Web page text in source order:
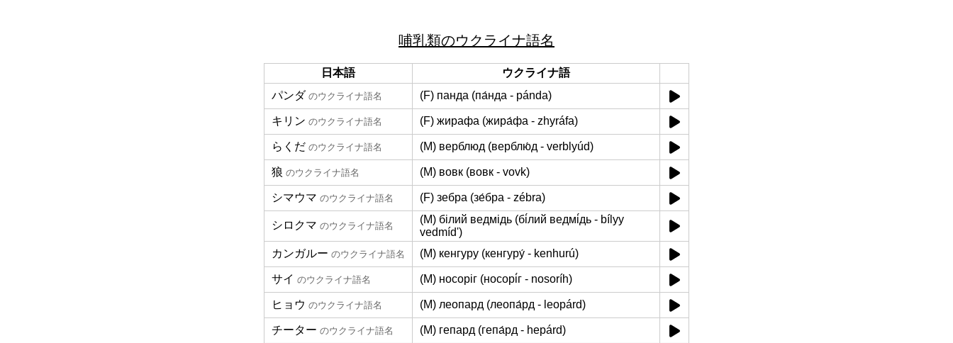
哺乳類のウクライナ語名
日本語
ウクライナ語
パンダ のウクライナ語名 (F) панда (па́нда - pánda)
キリン のウクライナ語名 (F) жирафа (жира́фа - zhyráfa)
らくだ のウクライナ語名 (M) верблюд (верблю́д - verblyúd)
狼 のウクライナ語名 (M) вовк (вовк - vovk)
シマウマ のウクライナ語名 (F) зебра (зе́бра - zébra)
シロクマ のウクライナ語名
(M) білий ведмідь (бі́лий ведмі́дь - bílyy
vedmídʹ)
カンガルー のウクライナ語名 (M) кенгуру (кенгуру́ - kenhurú)
サイ のウクライナ語名 (M) носоріг (носорі́г - nosoríh)
ヒョウ のウクライナ語名 (M) леопард (леопа́рд - leopárd)
チーター のウクライナ語名 (M) гепард (гепа́рд - hepárd)